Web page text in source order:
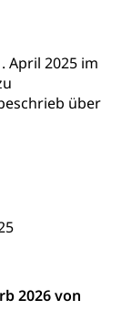
April 2025 im
über
2026 von